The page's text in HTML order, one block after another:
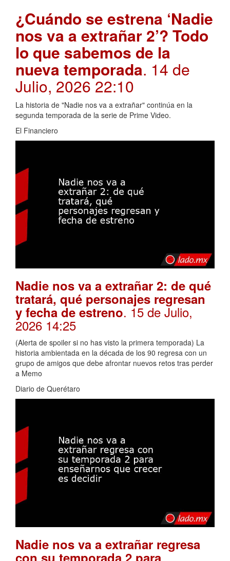
¿Cuándo se estrena ‘Nadie
nos va a extrañar 2’? Todo
lo que sabemos de la
nueva temporada. 14 de
Julio, 2026 22:10
La historia de "Nadie nos va a extrañar" continúa en la
segunda temporada de la serie de Prime Video.
El Financiero
Nadie nos va a extrañar 2: de qué
tratará, qué personajes regresan
y fecha de estreno. 15 de Julio,
2026 14:25
(Alerta de spoiler si no has visto la primera temporada) La
historia ambientada en la década de los 90 regresa con un
grupo de amigos que debe afrontar nuevos retos tras perder
a Memo
Diario de Querétaro
Nadie nos va a extrañar regresa
con su temporada 2 para